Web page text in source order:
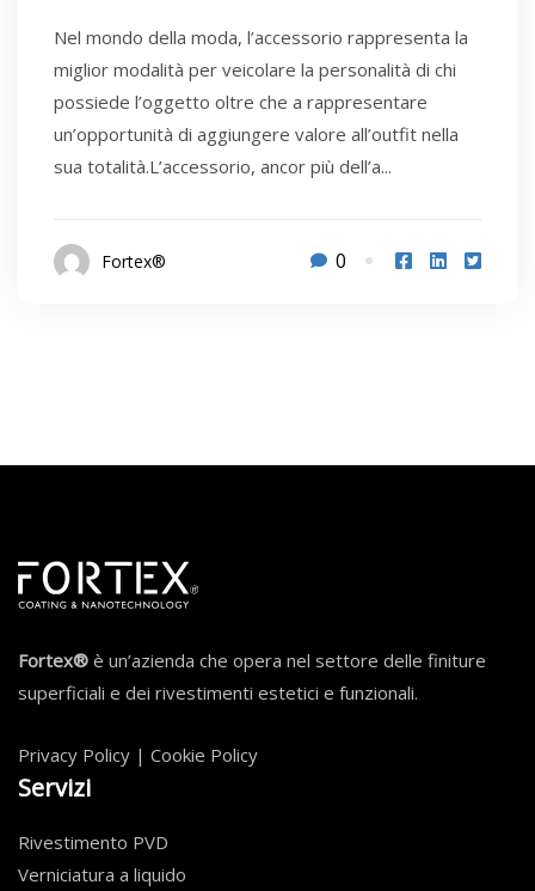
Nel mondo della moda, l’accessorio rappresenta la
miglior modalità per veicolare la personalità di chi
possiede l’oggetto oltre che a rappresentare
un’opportunità di aggiungere valore all’outfit nella
sua totalità.L’accessorio, ancor più dell’a...
Fortex® 0
Fortex® è un’azienda che opera nel settore delle finiture
superficiali e dei rivestimenti estetici e funzionali.
Privacy Policy | Cookie Policy
Servizi
Rivestimento PVD
Verniciatura a liquido